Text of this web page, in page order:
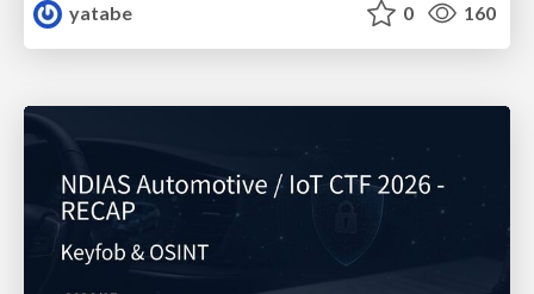
yatabe
0 160